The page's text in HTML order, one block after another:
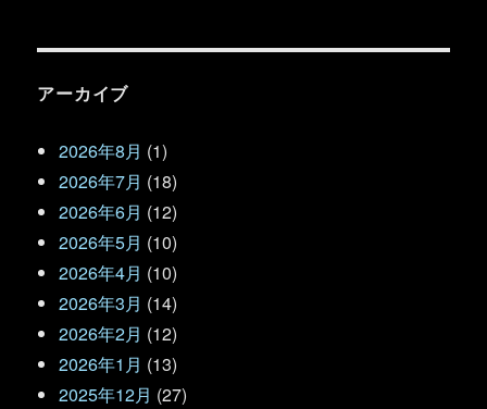
アーカイブ
2026年8月 (1)
2026年7月 (18)
2026年6月 (12)
2026年5月 (10)
2026年4月 (10)
2026年3月 (14)
2026年2月 (12)
2026年1月 (13)
2025年12月 (27)